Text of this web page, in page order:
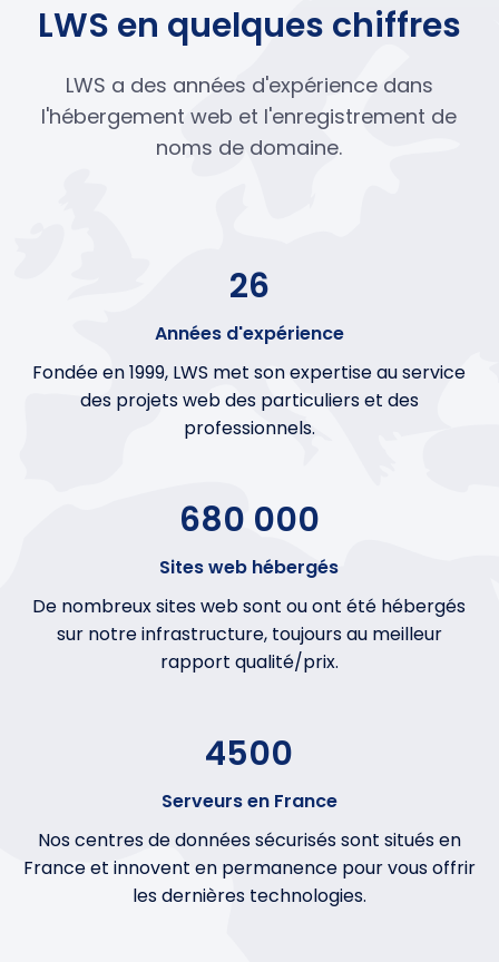
LWS en quelques chiffres
LWS a des années d'expérience dans
l'hébergement web et l'enregistrement de
noms de domaine.
26
Années d'expérience
Fondée en 1999, LWS met son expertise au service
des projets web des particuliers et des
professionnels.
680 000
Sites web hébergés
De nombreux sites web sont ou ont été hébergés
sur notre infrastructure, toujours au meilleur
rapport qualité/prix.
4500
Serveurs en France
Nos centres de données sécurisés sont situés en
France et innovent en permanence pour vous offrir
les dernières technologies.